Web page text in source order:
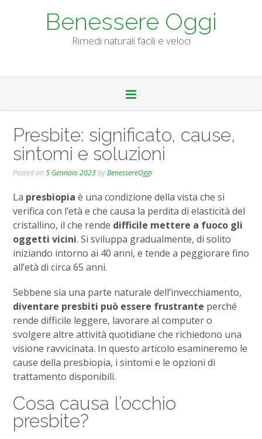
Benessere Oggi
Rimedi naturali facili e veloci
Presbite: significato, cause,
sintomi e soluzioni
Posted on5 Gennaio 2023byBenessereOggi
La presbiopia è una condizione della vista che si
verifica con l’età e che causa la perdita di elasticità del
cristallino, il che rende difficile mettere a fuoco gli
oggetti vicini. Si sviluppa gradualmente, di solito
iniziando intorno ai 40 anni, e tende a peggiorare fino
all’età di circa 65 anni.
Sebbene sia una parte naturale dell’invecchiamento,
diventare presbiti può essere frustrante perché
rende difficile leggere, lavorare al computer o
svolgere altre attività quotidiane che richiedono una
visione ravvicinata. In questo articolo esamineremo le
cause della presbiopia, i sintomi e le opzioni di
trattamento disponibili.
Cosa causa l’occhio
presbite?